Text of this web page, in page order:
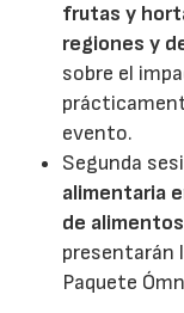
frutas y
regiones y
sobre el
evento.
Segunda
alimentaria
de
presentarán
Paquete